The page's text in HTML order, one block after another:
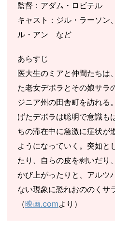
監督：アダム・ロビテル
キャスト：ジル・ラーソン
ル・アン など
あらすじ
医大生のミアと仲間たちは
た老女デボラとその娘サラ
ジニア州の田舎町を訪れる
げたデボラは聡明で意識も
ちの滞在中に急激に症状が
ようになっていく。突如と
たり、自らの皮を剥いだり
かび上がったりと、アルツ
ない現象に恐れおののくサ
（映画.comより）